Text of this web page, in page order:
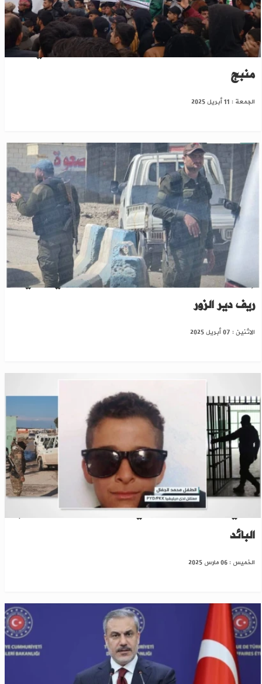
طالبت بتحرير "الشيوخ"..المئات يتظاهرون في
منبج
الجمعة : 11 أبريل 2025
إصابة سيدتين خلال مداهمة نفذتها "ب ي د" في
ريف دير الزور
الاثنين : 07 أبريل 2025
"ب ي د" تعتقل طفلاً في الرقة..على خطى النظام
البائد
الخميس : 06 مارس 2025